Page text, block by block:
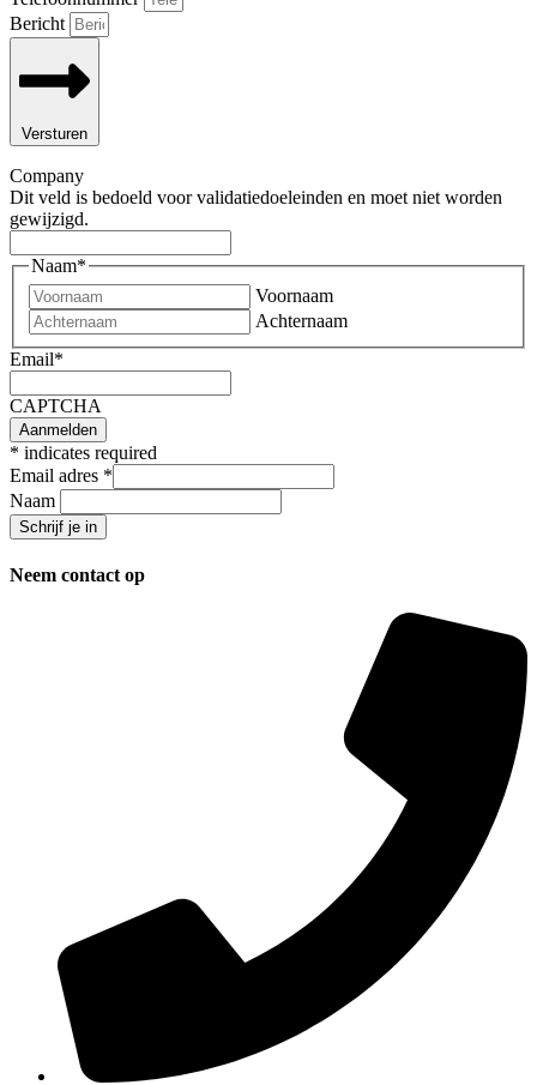
Bericht
Versturen
Company
Dit veld is bedoeld voor validatiedoeleinden en moet niet worden
gewijzigd.
Naam*
Voornaam
Achternaam
Email*
CAPTCHA
* indicates required
Email adres *
Naam
Neem contact op